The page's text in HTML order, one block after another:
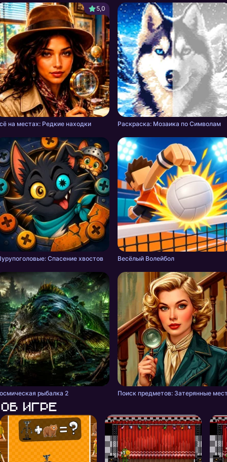
5,0
на местах: Редкие находки Раскраска: Мозаика по Символам
Спасение хвостов Весёлый Волейбол
рыбалка 2 Поиск предметов: Затерянные
Об игре